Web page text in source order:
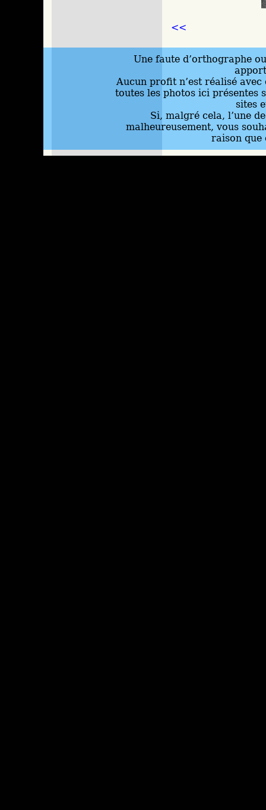
<<
Une faute d’orthographe
Aucun profit n’est réalisé
toutes les photos ici présentes
sites
Si, malgré cela, l’une
malheureusement, vous
raison que